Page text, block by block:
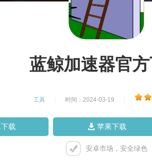
蓝鲸加速器官
工具 时间：2024-03-19
载 苹果下载
安卓市场，安全绿色